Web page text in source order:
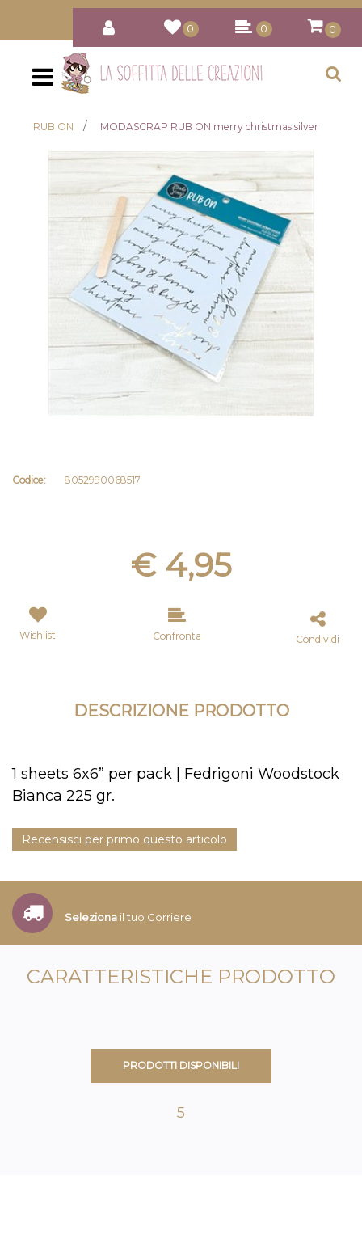
0 0 0
Open
RUB ON MODASCRAP RUB ON merry christmas silver
Codice: 8052990068517
€ 4,95
Wishlist Confronta Condividi
DESCRIZIONE PRODOTTO
1 sheets 6x6” per pack | Fedrigoni Woodstock
Bianca 225 gr.
Recensisci per primo questo articolo
Seleziona il tuo Corriere
CARATTERISTICHE PRODOTTO
PRODOTTI DISPONIBILI
5